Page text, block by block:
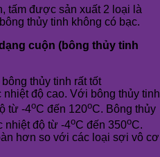
tấm được sản xuất 2 loại là
thủy tinh không có bạc.
cuộn (bông thủy tinh
thủy tinh rất tốt
độ cao. Với bông thủy tinh
từ -4oC đến 120oC. Bông thủy
nhiệt độ từ -4oC đến 350oC.
hơn so với các loại sợi vô cơ